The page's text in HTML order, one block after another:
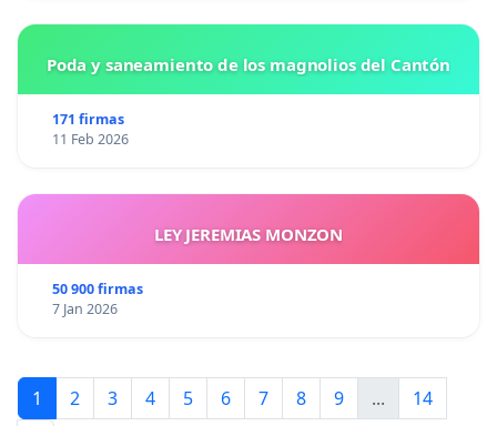
Poda y saneamiento de los magnolios del Cantón
171 firmas
11 Feb 2026
LEY JEREMIAS MONZON
50 900 firmas
7 Jan 2026
1 2 3 4 5 6 7 8 9 ...
14